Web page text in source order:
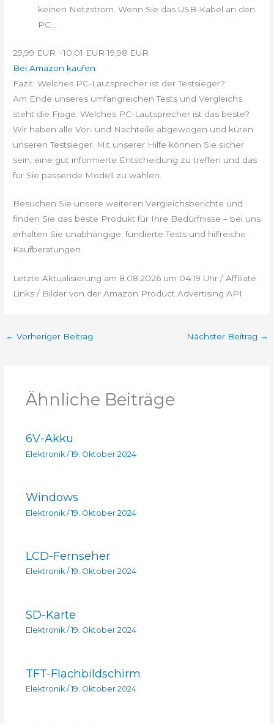
keinen Netzstrom. Wenn Sie das USB-Kabel an den
PC...
29,99 EUR −10,01 EUR 19,98 EUR
Bei Amazon kaufen
Fazit: Welches PC-Lautsprecher ist der Testsieger?
Am Ende unseres umfangreichen Tests und Vergleichs
steht die Frage: Welches PC-Lautsprecher ist das beste?
Wir haben alle Vor- und Nachteile abgewogen und küren
unseren Testsieger. Mit unserer Hilfe können Sie sicher
sein, eine gut informierte Entscheidung zu treffen und das
für Sie passende Modell zu wählen.
Besuchen Sie unsere weiteren Vergleichsberichte und
finden Sie das beste Produkt für Ihre Bedürfnisse – bei uns
erhalten Sie unabhängige, fundierte Tests und hilfreiche
Kaufberatungen.
Letzte Aktualisierung am 8.08.2026 um 04:19 Uhr / Affiliate
Links / Bilder von der Amazon Product Advertising API
← Vorheriger Beitrag Nächster Beitrag →
Ähnliche Beiträge
6V-Akku
Elektronik/ 19. Oktober 2024
Windows
Elektronik/19. Oktober 2024
LCD-Fernseher
Elektronik/ 19. Oktober 2024
SD-Karte
Elektronik/ 19. Oktober 2024
TFT-Flachbildschirm
Elektronik/ 19. Oktober 2024